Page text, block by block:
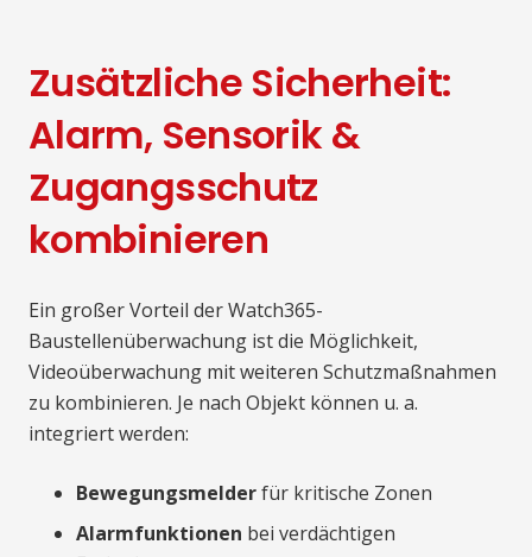
Zusätzliche Sicherheit:
Alarm, Sensorik &
Zugangsschutz
kombinieren
Ein großer Vorteil der Watch365-
Baustellenüberwachung ist die Möglichkeit,
Videoüberwachung mit weiteren Schutzmaßnahmen
zu kombinieren. Je nach Objekt können u. a.
integriert werden:
Bewegungsmelderfür kritische Zonen
Alarmfunktionen bei verdächtigen